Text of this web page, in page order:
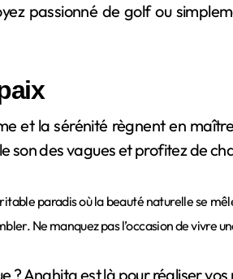
passionné de golf ou
et la sérénité règnent en
son des vagues et profitez de
paradis où la beauté naturelle se
Ne manquez pas l’occasion de vivre
? Anahita est là pour réaliser